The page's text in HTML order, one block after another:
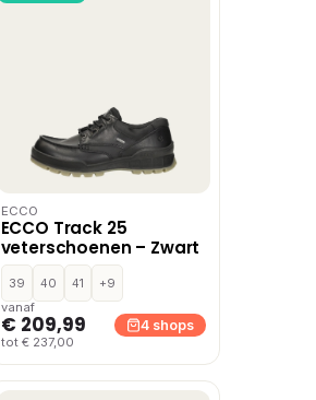
ECCO
ECCO Track 25
veterschoenen – Zwart
39 40 41
+9
vanaf
€ 209,99
tot € 237,00
4 shops